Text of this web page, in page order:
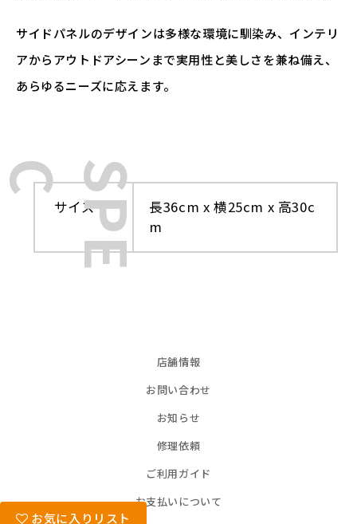
サイドパネルのデザインは多様な環境に馴染み、インテリ
アからアウトドアシーンまで実用性と美しさを兼ね備え、
あらゆるニーズに応えます。
S
P
E
サイズ
長36cm x 横25cm x 高30c
m
店舗情報
お問い合わせ
お知らせ
修理依頼
ご利用ガイド
お支払いについて
お気に入りリスト